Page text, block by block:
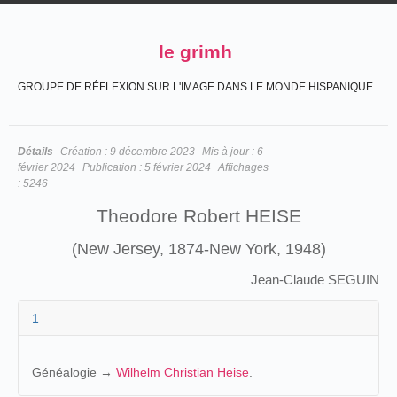
le grimh
GROUPE DE RÉFLEXION SUR L'IMAGE DANS LE MONDE HISPANIQUE
Détails Création : 9 décembre 2023 Mis à jour : 6
février 2024
Publication : 5 février 2024
Affichages
: 5246
Theodore Robert HEISE
(New Jersey, 1874-New York, 1948)
Jean-Claude SEGUIN
1
Généalogie → Wilhelm Christian Heise